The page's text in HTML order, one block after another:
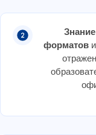
форматови